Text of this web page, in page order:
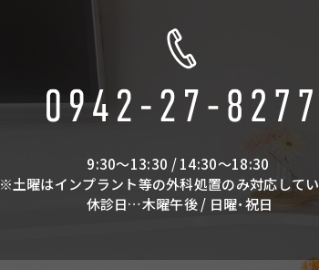
9:30～13:30 / 14:30～18:30
※土曜はインプラント等の外科処置のみ対応して
休診日…木曜午後 / 日曜･祝日